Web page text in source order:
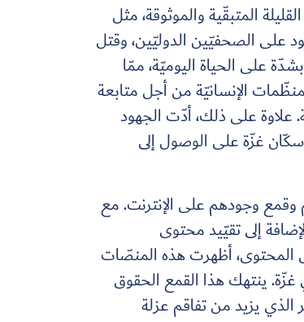
المتبقّية والموثوقة، مثل
على الصحفيّين الدوليّين، وقتل
بشدّة على الحياة اليوميّة، ممّا
الإنسانيّة من أجل متابعة
علاوة على ذلك، أدّت الجهود
سكّان غزّة على الوصول إلى
وقمع وجودهم على الإنترنت. مع
إلى تقيّيد محتوى
المحتوى، أظهرت هذه المنصّات
ينتهك هذا القمع الحقوق
الذي يزيد من تفاقم عزلة